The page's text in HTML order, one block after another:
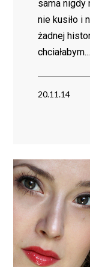
sama nigdy
nie kusiło i
żadnej
chciałabym...
20.11.14